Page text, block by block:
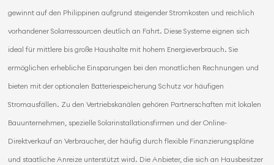
gewinnt auf den Philippinen aufgrund steigender Stromkosten und reichlich
vorhandener Solarressourcen deutlich an Fahrt. Diese Systeme eignen sich
ideal für mittlere bis große Haushalte mit hohem Energieverbrauch. Sie
ermöglichen erhebliche Einsparungen bei den monatlichen Rechnungen und
bieten mit der optionalen Batteriespeicherung Schutz vor häufigen
Stromausfällen. Zu den Vertriebskanälen gehören Partnerschaften mit lokalen
Bauunternehmen, spezielle Solarinstallationsfirmen und der Online-
Direktverkauf an Verbraucher, der häufig durch flexible Finanzierungspläne
und staatliche Anreize unterstützt wird. Die Anbieter, die sich an Hausbesitzer